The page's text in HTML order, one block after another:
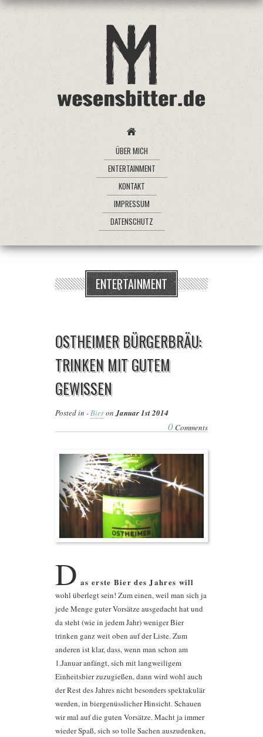
ÜBER MICH
ENTERTAINMENT
KONTAKT
IMPRESSUM
DATENSCHUTZ
ENTERTAINMENT
OSTHEIMER BÜRGERBRÄU:
TRINKEN MIT GUTEM
GEWISSEN
Posted in -BieronJanuar 1st 2014
0 Comments
D as erste Bier des Jahres will
wohl überlegt sein! Zum einen, weil man sich ja
jede Menge guter Vorsätze ausgedacht hat und
da steht (wie in jedem Jahr) weniger Bier
trinken ganz weit oben auf der Liste. Zum
anderen ist klar, dass, wenn man schon am
1.Januar anfängt, sich mit langweiligem
Einheitsbier zuzugießen, dann wird wohl auch
der Rest des Jahres nicht besonders spektakulär
werden, in biergenüsslicher Hinsicht. Schauen
wir mal auf die guten Vorsätze. Macht ja immer
wieder Spaß, sich so tolle Sachen auszudenken,